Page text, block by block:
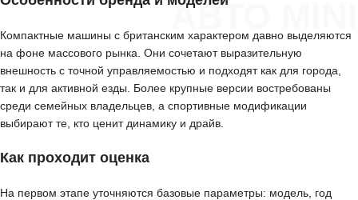
АВТО MINI
Компактные машины с британским характером давно выделяются
на фоне массового рынка. Они сочетают выразительную
внешность с точной управляемостью и подходят как для города,
так и для активной езды. Более крупные версии востребованы
среди семейных владельцев, а спортивные модификации
выбирают те, кто ценит динамику и драйв.
Как проходит оценка
На первом этапе уточняются базовые параметры: модель, год